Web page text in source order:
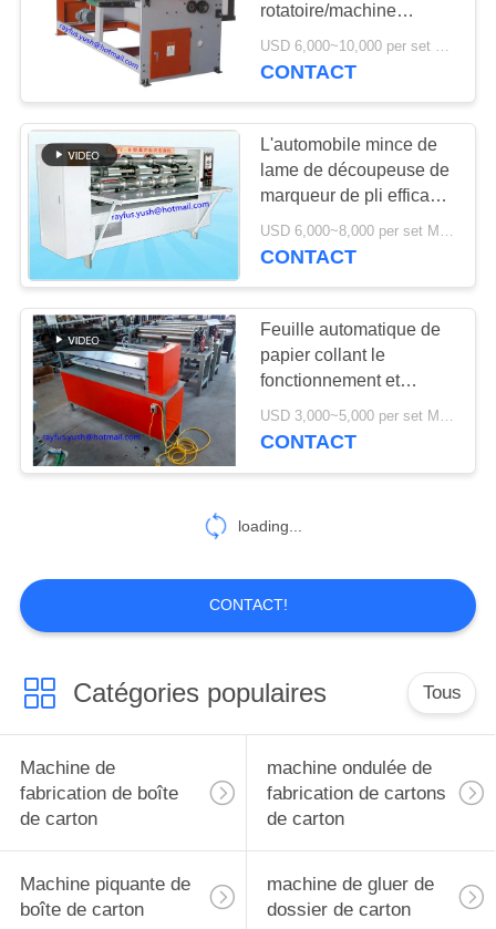
rouleau de papier à
la machine de
découpe de feuille
machine de
lamineur de
cannelure
12
machine de
découpeuse
8
Slotter rotatoire
10
rotatoire/machine
automatique de
conducteur sauf le
CONTACT
L'automobile mince de
lame de découpeuse de
marqueur de pli efficace
élevé de machine pré
affilent
USD 6,000~8,000 per set MOQ:1 ensemble
CONTACT
Feuille automatique de
papier collant le
fonctionnement et
entretien facile de
machine
USD 3,000~5,000 per set MOQ:1 ensemble
CONTACT
loading...
CONTACT!
Catégories populaires Tous
Machine de
fabrication de boîte
de carton
machine ondulée de
fabrication de cartons
de carton
Machine piquante de
boîte de carton
machine de gluer de
dossier de carton